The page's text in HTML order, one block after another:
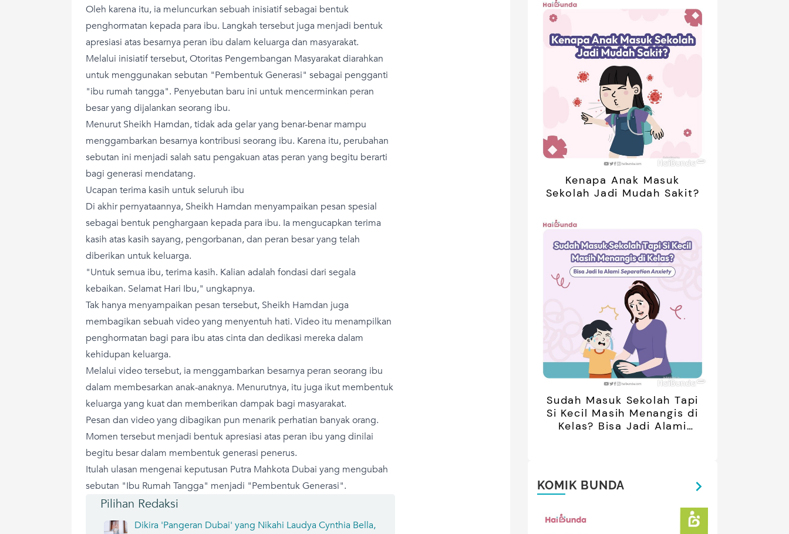
Oleh karena itu, ia meluncurkan sebuah inisiatif sebagai bentuk
penghormatan kepada para ibu. Langkah tersebut juga menjadi bentuk
apresiasi atas besarnya peran ibu dalam keluarga dan masyarakat.
Melalui inisiatif tersebut, Otoritas Pengembangan Masyarakat diarahkan
untuk menggunakan sebutan "Pembentuk Generasi" sebagai pengganti
"ibu rumah tangga". Penyebutan baru ini untuk mencerminkan peran
besar yang dijalankan seorang ibu.
Menurut Sheikh Hamdan, tidak ada gelar yang benar-benar mampu
menggambarkan besarnya kontribusi seorang ibu. Karena itu, perubahan
sebutan ini menjadi salah satu pengakuan atas peran yang begitu berarti
bagi generasi mendatang.
Ucapan terima kasih untuk seluruh ibu
Di akhir pernyataannya, Sheikh Hamdan menyampaikan pesan spesial
sebagai bentuk penghargaan kepada para ibu. Ia mengucapkan terima
kasih atas kasih sayang, pengorbanan, dan peran besar yang telah
diberikan untuk keluarga.
"Untuk semua ibu, terima kasih. Kalian adalah fondasi dari segala
kebaikan. Selamat Hari Ibu," ungkapnya.
Tak hanya menyampaikan pesan tersebut, Sheikh Hamdan juga
membagikan sebuah video yang menyentuh hati. Video itu menampilkan
penghormatan bagi para ibu atas cinta dan dedikasi mereka dalam
kehidupan keluarga.
Melalui video tersebut, ia menggambarkan besarnya peran seorang ibu
dalam membesarkan anak-anaknya. Menurutnya, itu juga ikut membentuk
keluarga yang kuat dan memberikan dampak bagi masyarakat.
Pesan dan video yang dibagikan pun menarik perhatian banyak orang.
Momen tersebut menjadi bentuk apresiasi atas peran ibu yang dinilai
begitu besar dalam membentuk generasi penerus.
Itulah ulasan mengenai keputusan Putra Mahkota Dubai yang mengubah
sebutan "Ibu Rumah Tangga" menjadi "Pembentuk Generasi".
Pilihan Redaksi
Dikira 'Pangeran Dubai' yang Nikahi Laudya Cynthia Bella,
Kenapa Anak Masuk
Sekolah Jadi Mudah Sakit?
Sudah Masuk Sekolah Tapi
Si Kecil Masih Menangis di
Kelas? Bisa Jadi Alami
KOMIK BUNDA